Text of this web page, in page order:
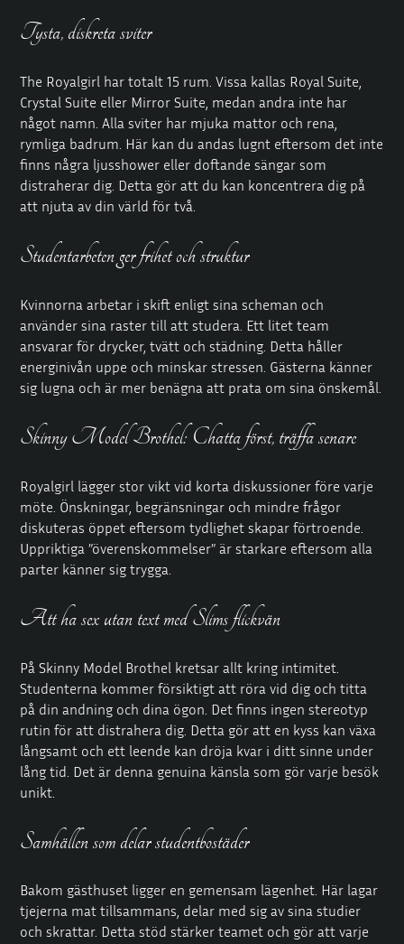
Tysta, diskreta sviter
The Royalgirl har totalt 15 rum. Vissa kallas Royal Suite,
Crystal Suite eller Mirror Suite, medan andra inte har
något namn. Alla sviter har mjuka mattor och rena,
rymliga badrum. Här kan du andas lugnt eftersom det inte
finns några ljusshower eller doftande sängar som
distraherar dig. Detta gör att du kan koncentrera dig på
att njuta av din värld för två.
Studentarbeten ger frihet och struktur
Kvinnorna arbetar i skift enligt sina scheman och
använder sina raster till att studera. Ett litet team
ansvarar för drycker, tvätt och städning. Detta håller
energinivån uppe och minskar stressen. Gästerna känner
sig lugna och är mer benägna att prata om sina önskemål.
Skinny Model Brothel: Chatta först, träffa senare
Royalgirl lägger stor vikt vid korta diskussioner före varje
möte. Önskningar, begränsningar och mindre frågor
diskuteras öppet eftersom tydlighet skapar förtroende.
Uppriktiga ”överenskommelser” är starkare eftersom alla
parter känner sig trygga.
Att ha sex utan text med Slims flickvän
På Skinny Model Brothel kretsar allt kring intimitet.
Studenterna kommer försiktigt att röra vid dig och titta
på din andning och dina ögon. Det finns ingen stereotyp
rutin för att distrahera dig. Detta gör att en kyss kan växa
långsamt och ett leende kan dröja kvar i ditt sinne under
lång tid. Det är denna genuina känsla som gör varje besök
unikt.
Samhällen som delar studentbostäder
Bakom gästhuset ligger en gemensam lägenhet. Här lagar
tjejerna mat tillsammans, delar med sig av sina studier
och skrattar. Detta stöd stärker teamet och gör att varje